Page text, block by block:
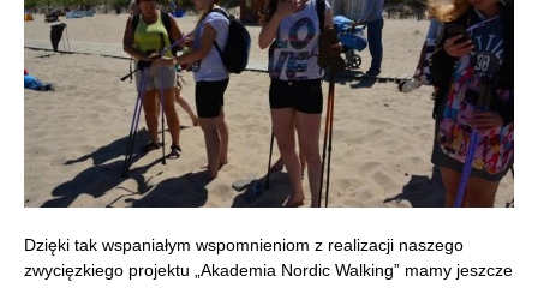
Dzięki tak wspaniałym wspomnieniom z realizacji naszego
zwycięzkiego projektu „Akademia Nordic Walking” mamy jeszcze